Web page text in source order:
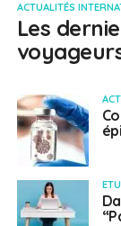
ACTUALITÉS
Les